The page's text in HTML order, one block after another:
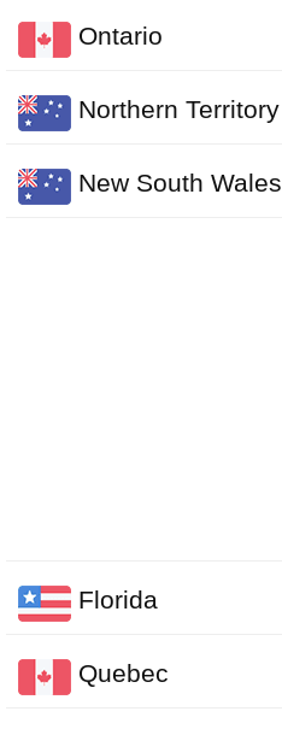
Ontario
Northern Territory
New South Wales
Florida
Quebec